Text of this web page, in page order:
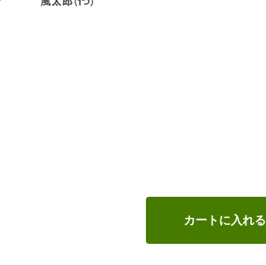
カートに入れる